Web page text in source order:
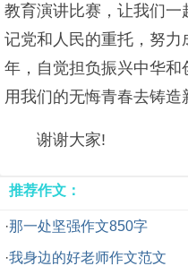
教育演讲比赛，让我们
记党和人民的重托，努力
年，自觉担负振兴中华和
用我们的无悔青春去铸造
谢谢大家!
推荐作文：
·那一处坚强作文850字
·我身边的好老师作文范文